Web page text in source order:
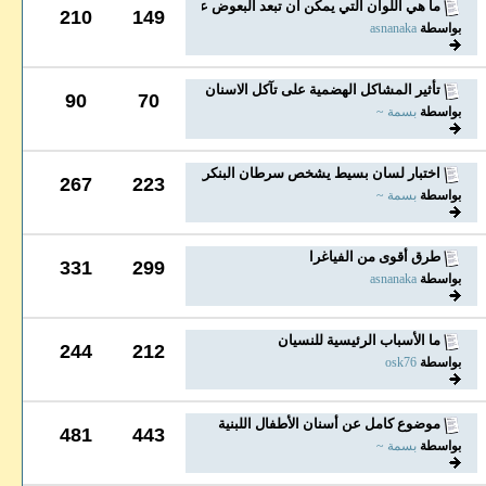
ما هي اللوان التي يمكن ان تبعد البعوض عن لدغ جلدك
بواسطة asnanaka
149
210
تأثير المشاكل الهضمية على تآكل الاسنان
بواسطة بسمة ~ 70
90
اختبار لسان بسيط يشخص سرطان البنكرياس قبل ظهور...
بواسطة بسمة ~ 223
267
طرق أقوى من الفياغرا
بواسطة asnanaka
299
331
ما الأسباب الرئيسية للنسيان
بواسطة osk76
212
244
موضوع كامل عن أسنان الأطفال اللبنية
بواسطة بسمة ~ 443
481